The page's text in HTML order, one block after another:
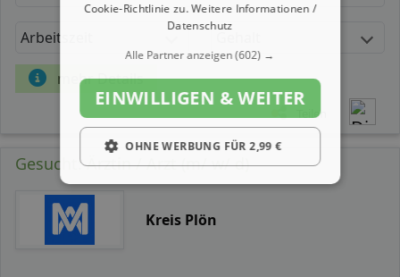
Arbeitszeit
mehr Details
Teilen
Gesucht: Ärztin / Arzt (m/ w/ d)
Kreis Plön
Cookie-Richtlinie zu.Weitere Informationen /
Datenschutz
Alle Partner anzeigen(602) →
EINWILLIGEN & WEITER
OHNE WERBUNG FÜR 2,99 €